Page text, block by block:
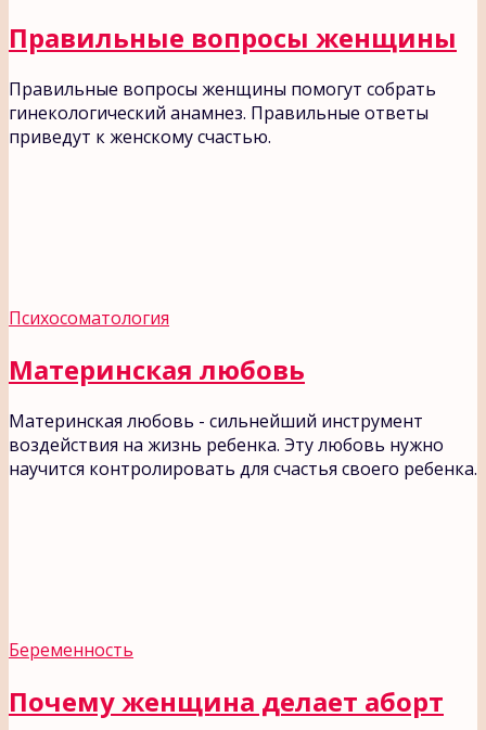
Правильные вопросы женщины
Правильные вопросы женщины помогут собрать
гинекологический анамнез. Правильные ответы
приведут к женскому счастью.
Психосоматология
Материнская любовь
Материнская любовь - сильнейший инструмент
воздействия на жизнь ребенка. Эту любовь нужно
научится контролировать для счастья своего ребенка.
Беременность
Почему женщина делает аборт